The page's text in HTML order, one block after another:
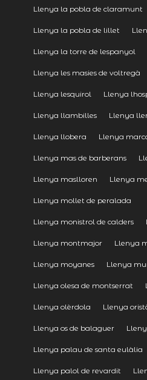
Llenya la pobla de claramunt
Llenya la pobla de lillet
Llenya la torre de lespanyol
Llenya les masies de voltregà
Llenya lesquirol Llenya
Llenya llambilles Llenya
Llenya llobera Llenya
Llenya mas de barberans
Llenya maslloren Llenya
Llenya mollet de peralada
Llenya monistrol de calders
Llenya montmajor Llenya
Llenya moyanes Llenya
Llenya olesa de montserrat
Llenya olèrdola Llenya
Llenya os de balaguer
Llenya palau de santa eulàlia
Llenya palol de revardit